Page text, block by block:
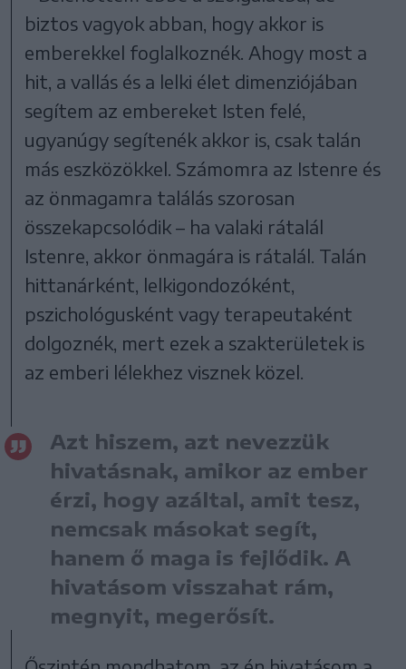
biztos vagyok abban, hogy akkor is
emberekkel foglalkoznék. Ahogy most a
hit, a vallás és a lelki élet dimenziójában
segítem az embereket Isten felé,
ugyanúgy segítenék akkor is, csak talán
más eszközökkel. Számomra az Istenre és
az önmagamra találás szorosan
összekapcsolódik – ha valaki rátalál
Istenre, akkor önmagára is rátalál. Talán
hittanárként, lelkigondozóként,
pszichológusként vagy terapeutaként
dolgoznék, mert ezek a szakterületek is
az emberi lélekhez visznek közel.
Azt hiszem, azt nevezzük
hivatásnak, amikor az ember
érzi, hogy azáltal, amit tesz,
nemcsak másokat segít,
hanem ő maga is fejlődik. A
hivatásom visszahat rám,
megnyit, megerősít.